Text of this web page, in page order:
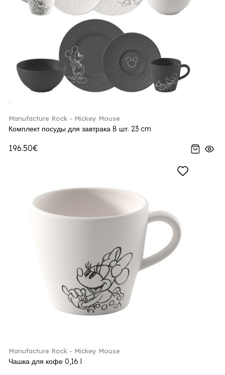
Manufacture Rock - Mickey Mouse
Комплект посуды для завтрака 8 шт. 23 cm
196.50€
Manufacture Rock - Mickey Mouse
Чашка для кофе 0,16 l